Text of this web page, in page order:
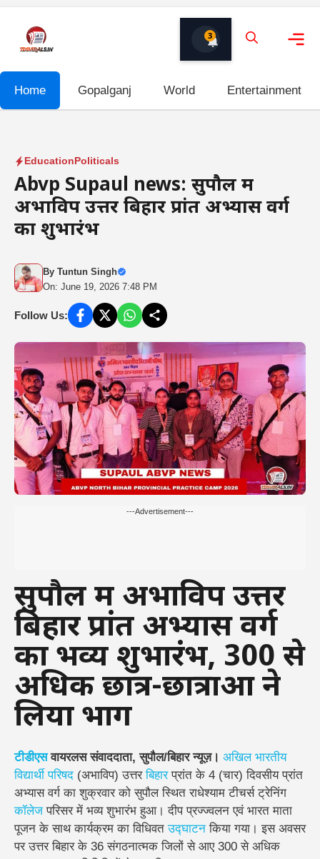
content
3
Home Gopalganj World Entertainment
EducationPoliticals
Abvp Supaul news: सुपौल में
अभाविप उत्तर बिहार प्रांत अभ्यास वर्ग
का शुभारंभ
By Tuntun Singh
On: June 19, 2026 7:48 PM
Follow Us:
---Advertisement---
सुपौल में अभाविप उत्तर
बिहार प्रांत अभ्यास वर्ग
का भव्य शुभारंभ, 300 से
अधिक छात्र-छात्राओं ने
लिया भाग
टीडीएसवायरलस संवाददाता, सुपौल/बिहार न्यूज़। अखिल भारतीय
विद्यार्थी परिषद (अभाविप) उत्तरबिहारप्रांत के 4 (चार) दिवसीय प्रांत
अभ्यास वर्ग का शुक्रवार को सुपौल स्थित राधेश्याम टीचर्स ट्रेनिंग
कॉलेजपरिसर में भव्य शुभारंभ हुआ। दीप प्रज्ज्वलन एवं भारत माता
पूजन के साथ कार्यक्रम का विधिवतउद्घाटन किया गया। इस अवसर
पर उत्तर बिहार के 36 संगठनात्मक जिलों से आए 300 से अधिक